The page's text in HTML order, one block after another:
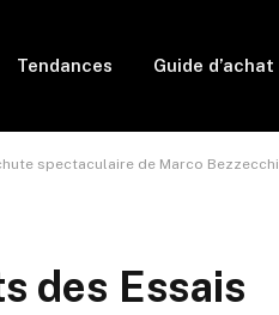
Tendances Guide d’achat
spectaculaire de Marco Bezzecchi
des Essais